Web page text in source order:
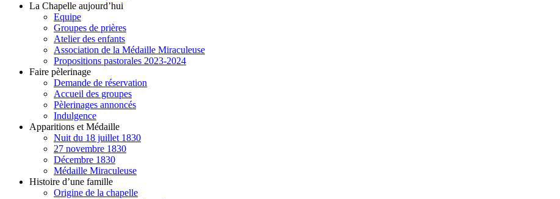
La Chapelle aujourd’hui
Equipe
Groupes de prières
Atelier des enfants
Association de la Médaille Miraculeuse
Propositions pastorales 2023-2024
Faire pèlerinage
Demande de réservation
Accueil des groupes
Pèlerinages annoncés
Indulgence
Apparitions et Médaille
Nuit du 18 juillet 1830
27 novembre 1830
Décembre 1830
Médaille Miraculeuse
Histoire d’une famille
Origine de la chapelle